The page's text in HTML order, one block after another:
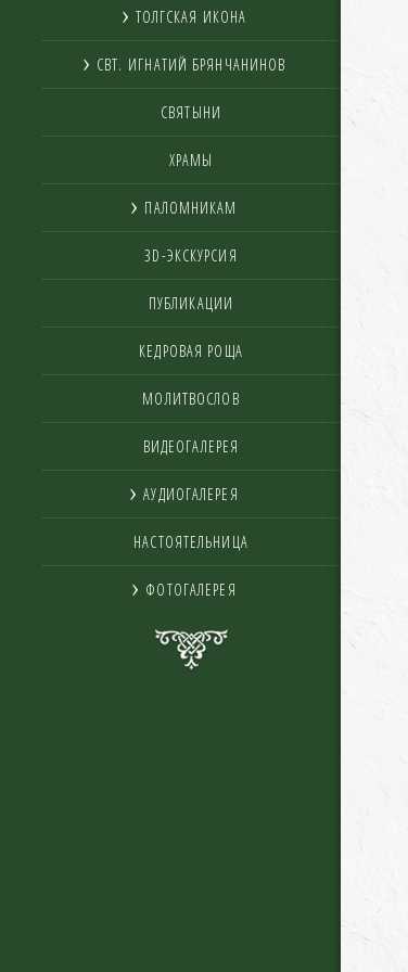
ТОЛГСКАЯ ИКОНА
СВТ. ИГНАТИЙ БРЯНЧАНИНОВ
СВЯТЫНИ
ХРАМЫ
ПАЛОМНИКАМ
3D-ЭКСКУРСИЯ
ПУБЛИКАЦИИ
КЕДРОВАЯ РОЩА
МОЛИТВОСЛОВ
ВИДЕОГАЛЕРЕЯ
АУДИОГАЛЕРЕЯ
НАСТОЯТЕЛЬНИЦА
ФОТОГАЛЕРЕЯ